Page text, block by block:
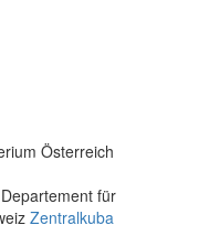
Österreich
für
Zentralkuba